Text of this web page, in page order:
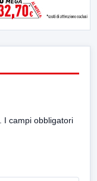
I campi obbligatori